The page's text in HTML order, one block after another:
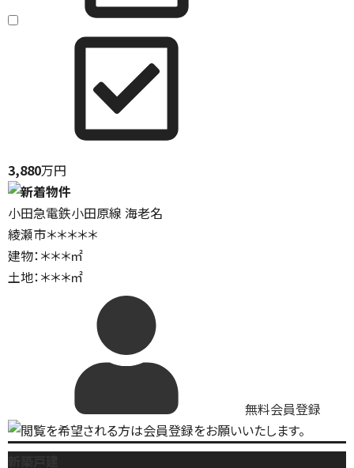
3,880万円
小田急電鉄小田原線 海老名
綾瀬市＊＊＊＊＊
建物：＊＊＊㎡
土地：＊＊＊㎡
無料会員登録